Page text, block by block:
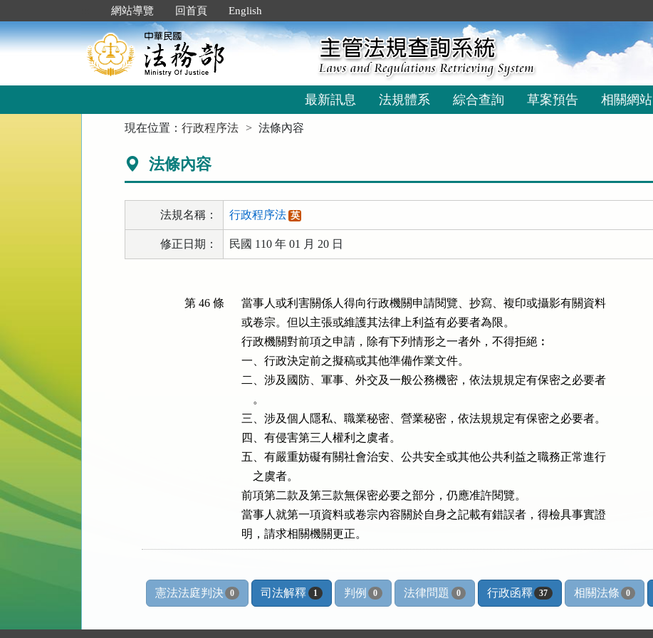
到
主
要
網站導覽 回首頁 English
最新訊息 法規體系 綜合查詢 草案預告 相關網站
現在位置：行政程序法 法條內容
法條內容
法規名稱： 行政程序法 英
修正日期： 民國 110 年 01 月 20 日
第 46 條
當事人或利害關係人得向行政機關申請閱覽、抄寫、複印或攝影有關資料
或卷宗。但以主張或維護其法律上利益有必要者為限。
行政機關對前項之申請，除有下列情形之一者外，不得拒絕︰
一、行政決定前之擬稿或其他準備作業文件。
二、涉及國防、軍事、外交及一般公務機密，依法規規定有保密之必要者
    。
三、涉及個人隱私、職業秘密、營業秘密，依法規規定有保密之必要者。
四、有侵害第三人權利之虞者。
五、有嚴重妨礙有關社會治安、公共安全或其他公共利益之職務正常進行
    之虞者。
前項第二款及第三款無保密必要之部分，仍應准許閱覽。
當事人就第一項資料或卷宗內容關於自身之記載有錯誤者，得檢具事實證
明，請求相關機關更正。
憲法法庭判決 0 司法解釋 1 判例 0 法律問題 0 行政函釋 37 相關法條 0